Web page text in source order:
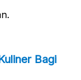
Bagi